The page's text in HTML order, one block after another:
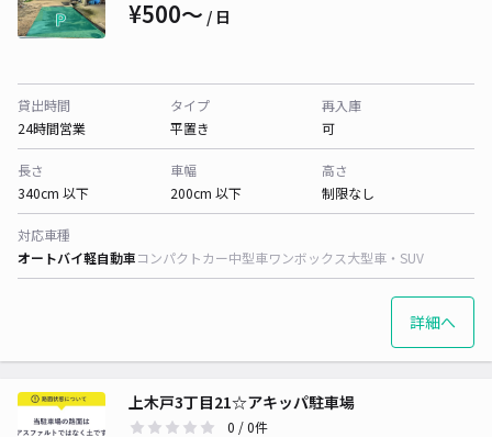
¥500〜 / 日
貸出時間
24時間営業
タイプ
平置き
再入庫
可
長さ
340cm 以下
車幅
200cm 以下
高さ
制限なし
対応車種
オートバイ軽自動車コンパクトカー中型車ワンボックス大型車・SUV
詳細へ
上木戸3丁目21☆アキッパ駐車場
0 / 0件